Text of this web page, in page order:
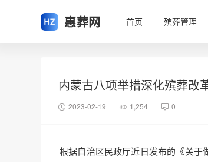
惠葬网 首页 殡葬管理
内蒙古八项举措深化殡葬改
2023-02-19 1,254 0
根据自治区民政厅近日发布的《关于